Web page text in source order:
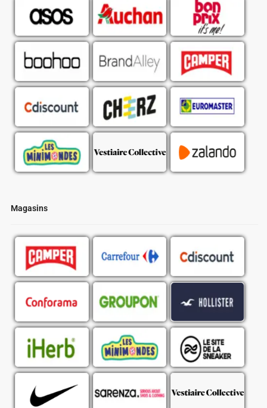
Magasins